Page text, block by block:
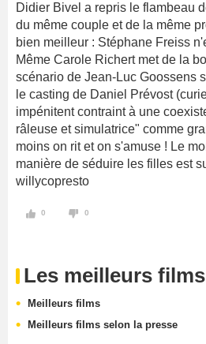
Didier Bivel a repris le flambeau
du même couple et de la même
bien meilleur : Stéphane Freiss
Même Carole Richert met de la
scénario de Jean-Luc Goossens
le casting de Daniel Prévost
impénitent contraint à une
râleuse et simulatrice" comme
moins on rit et on s'amuse ! Le
manière de séduire les filles est
willycopresto
0 0
Les meilleurs
Meilleurs films
Meilleurs films selon la presse